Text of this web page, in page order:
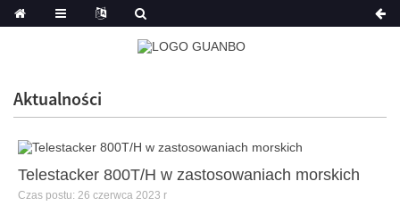
Aktualności
Telestacker 800T/H w zastosowaniach morskich
Czas postu: 26 czerwca 2023 r